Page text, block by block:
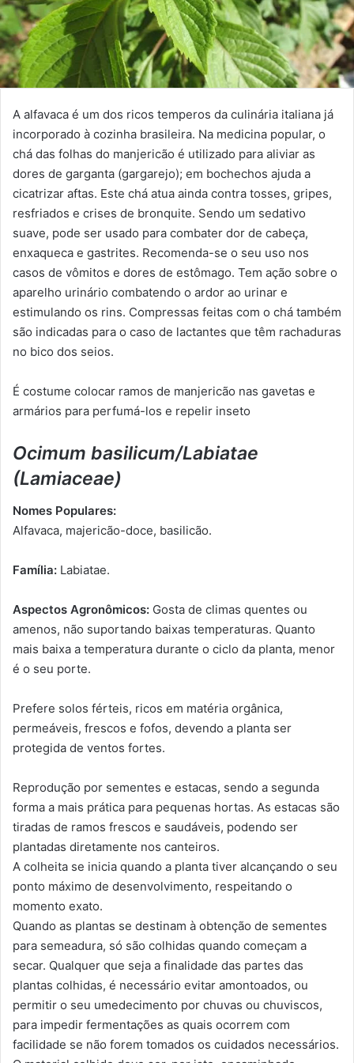
A alfavaca é um dos ricos temperos da culinária italiana já
incorporado à cozinha brasileira. Na medicina popular, o
chá das folhas do manjericão é utilizado para aliviar as
dores de garganta (gargarejo); em bochechos ajuda a
cicatrizar aftas. Este chá atua ainda contra tosses, gripes,
resfriados e crises de bronquite. Sendo um sedativo
suave, pode ser usado para combater dor de cabeça,
enxaqueca e gastrites. Recomenda-se o seu uso nos
casos de vômitos e dores de estômago. Tem ação sobre o
aparelho urinário combatendo o ardor ao urinar e
estimulando os rins. Compressas feitas com o chá também
são indicadas para o caso de lactantes que têm rachaduras
no bico dos seios.
É costume colocar ramos de manjericão nas gavetas e
armários para perfumá-los e repelir inseto
Ocimum basilicum/Labiatae
(Lamiaceae)
Nomes Populares:
Alfavaca, majericão-doce, basilicão.
Família: Labiatae.
Aspectos Agronômicos: Gosta de climas quentes ou
amenos, não suportando baixas temperaturas. Quanto
mais baixa a temperatura durante o ciclo da planta, menor
é o seu porte.
Prefere solos férteis, ricos em matéria orgânica,
permeáveis, frescos e fofos, devendo a planta ser
protegida de ventos fortes.
Reprodução por sementes e estacas, sendo a segunda
forma a mais prática para pequenas hortas. As estacas são
tiradas de ramos frescos e saudáveis, podendo ser
plantadas diretamente nos canteiros.
A colheita se inicia quando a planta tiver alcançando o seu
ponto máximo de desenvolvimento, respeitando o
momento exato.
Quando as plantas se destinam à obtenção de sementes
para semeadura, só são colhidas quando começam a
secar. Qualquer que seja a finalidade das partes das
plantas colhidas, é necessário evitar amontoados, ou
permitir o seu umedecimento por chuvas ou chuviscos,
para impedir fermentações as quais ocorrem com
facilidade se não forem tomados os cuidados necessários.